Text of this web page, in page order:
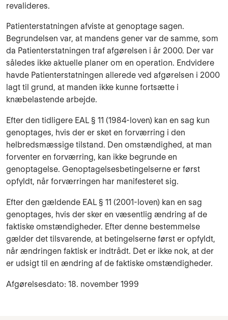
revalideres.
Patienterstatningen afviste at genoptage sagen.
Begrundelsen var, at mandens gener var de samme, som
da Patienterstatningen traf afgørelsen i år 2000. Der var
således ikke aktuelle planer om en operation. Endvidere
havde Patienterstatningen allerede ved afgørelsen i 2000
lagt til grund, at manden ikke kunne fortsætte i
knæbelastende arbejde.
Efter den tidligere EAL § 11 (1984-loven) kan en sag kun
genoptages, hvis der er sket en forværring i den
helbredsmæssige tilstand. Den omstændighed, at man
forventer en forværring, kan ikke begrunde en
genoptagelse. Genoptagelsesbetingelserne er først
opfyldt, når forværringen har manifesteret sig.
Efter den gældende EAL § 11 (2001-loven) kan en sag
genoptages, hvis der sker en væsentlig ændring af de
faktiske omstændigheder. Efter denne bestemmelse
gælder det tilsvarende, at betingelserne først er opfyldt,
når ændringen faktisk er indtrådt. Det er ikke nok, at der
er udsigt til en ændring af de faktiske omstændigheder.
Afgørelsesdato: 18. november 1999